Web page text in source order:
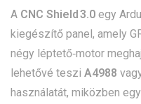
A CNC Shield 3.0 egy
kiegészítő panel, amely
négy léptető‑motor
lehetővé teszi A4988
használatát, miközben